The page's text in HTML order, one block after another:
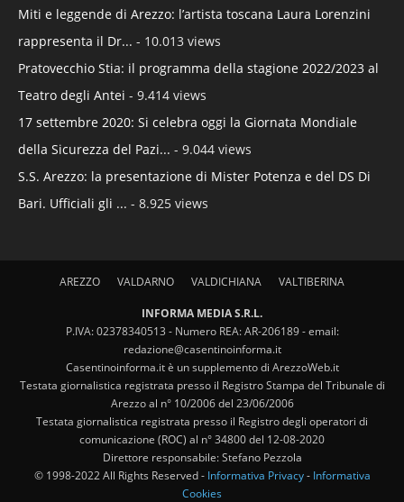
Miti e leggende di Arezzo: l’artista toscana Laura Lorenzini
rappresenta il Dr... - 10.013 views
Pratovecchio Stia: il programma della stagione 2022/2023 al
Teatro degli Antei - 9.414 views
17 settembre 2020: Si celebra oggi la Giornata Mondiale
della Sicurezza del Pazi... - 9.044 views
S.S. Arezzo: la presentazione di Mister Potenza e del DS Di
Bari. Ufficiali gli ... - 8.925 views
AREZZO VALDARNO VALDICHIANA VALTIBERINA
INFORMA MEDIA S.R.L.
P.IVA: 02378340513 - Numero REA: AR-206189 - email:
redazione@casentinoinforma.it
Casentinoinforma.it è un supplemento di ArezzoWeb.it
Testata giornalistica registrata presso il Registro Stampa del Tribunale di
Arezzo al n° 10/2006 del 23/06/2006
Testata giornalistica registrata presso il Registro degli operatori di
comunicazione (ROC) al n° 34800 del 12-08-2020
Direttore responsabile: Stefano Pezzola
© 1998-2022 All Rights Reserved - Informativa Privacy- Informativa
Cookies